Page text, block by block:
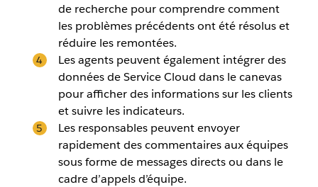
de recherche pour comprendre comment
les problèmes précédents ont été résolus et
réduire les remontées.
Les agents peuvent également intégrer des
données de Service Cloud dans le canevas
pour afficher des informations sur les clients
et suivre les indicateurs.
Les responsables peuvent envoyer
rapidement des commentaires aux équipes
sous forme de messages directs ou dans le
cadre d’appels d’équipe.